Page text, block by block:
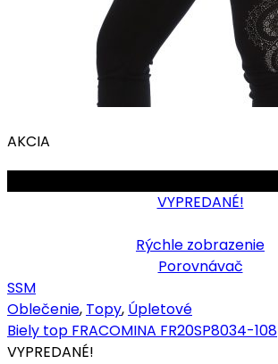
AKCIA
VYPREDANÉ!
Rýchle zobrazenie
Porovnávač
SSM
Oblečenie, Topy, Úpletové
Biely top FRACOMINA FR20SP8034-108
VYPREDANÉ!